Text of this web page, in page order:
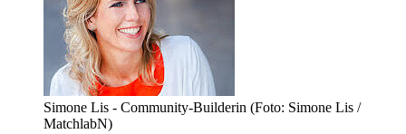
Simone Lis - Community-Builderin (Foto: Simone Lis /
MatchlabN)